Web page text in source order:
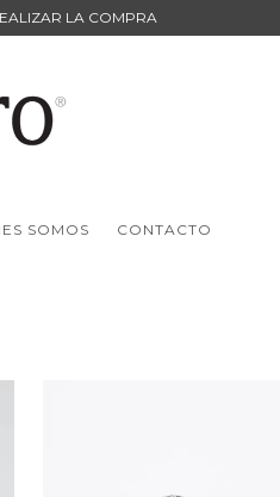
LA COMPRA
SOMOS CONTACTO